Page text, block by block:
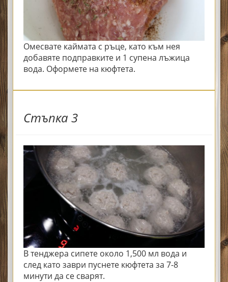
Омесвате каймата с ръце, като към нея
добавяте подправките и 1 супена лъжица
вода. Оформете на кюфтета.
Стъпка 3
В тенджера сипете около 1,500 мл вода и
след като заври пуснете кюфтета за 7-8
минути да се сварят.